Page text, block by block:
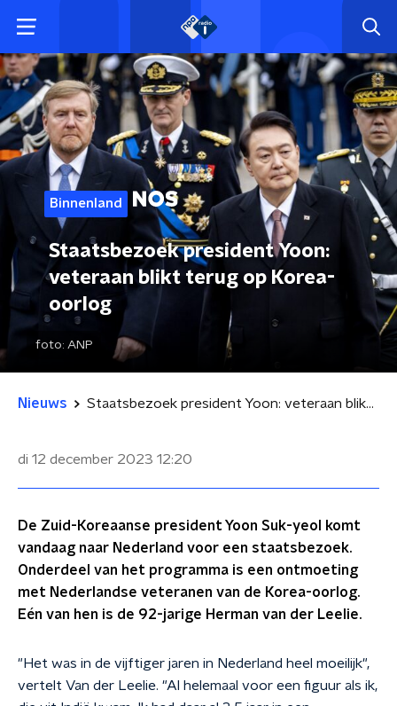
Binnenland
Staatsbezoek president Yoon:
veteraan blikt terug op Korea-
oorlog
foto: ANP
Nieuws Staatsbezoek president Yoon: veteraan blikt terug op Korea-oorlog
di 12 december 2023 12:20
De Zuid-Koreaanse president Yoon Suk-yeol komt
vandaag naar Nederland voor een staatsbezoek.
Onderdeel van het programma is een ontmoeting
met Nederlandse veteranen van de Korea-oorlog.
Eén van hen is de 92-jarige Herman van der Leelie.
"Het was in de vijftiger jaren in Nederland heel moeilijk",
vertelt Van der Leelie. "Al helemaal voor een figuur als ik,